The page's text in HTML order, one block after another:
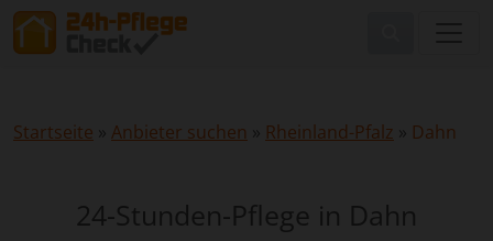
Startseite » Anbieter suchen » Rheinland-Pfalz » Dahn
24-Stunden-Pflege in Dahn